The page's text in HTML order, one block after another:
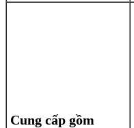
Cung cấp gồm